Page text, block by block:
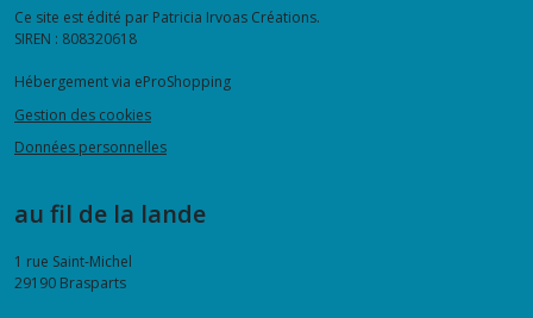
Ce site est édité par Patricia Irvoas Créations.
SIREN : 808320618
Hébergement via eProShopping
Gestion des cookies
Données personnelles
au fil de la lande
1 rue Saint-Michel
29190 Brasparts